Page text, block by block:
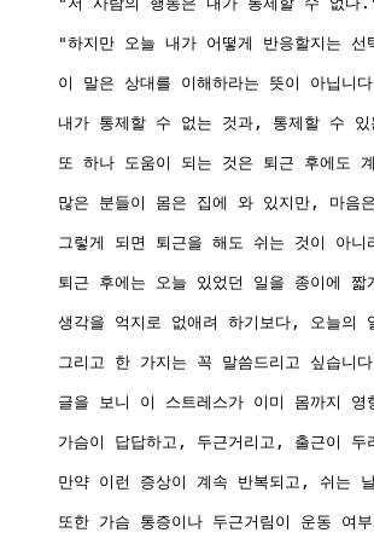
"하지만 오늘 내가 어떻게 반응할지는
이 말은 상대를 이해하라는 뜻이 아닙니
내가 통제할 수 없는 것과, 통제할 수 있
또 하나 도움이 되는 것은 퇴근 후에도
많은 분들이 몸은 집에 와 있지만, 마음
그렇게 되면 퇴근을 해도 쉬는 것이 아
퇴근 후에는 오늘 있었던 일을 종이에
생각을 억지로 없애려 하기보다, 오늘의
그리고 한 가지는 꼭 말씀드리고 싶습니
글을 보니 이 스트레스가 이미 몸까지 영
가슴이 답답하고, 두근거리고, 출근이
만약 이런 증상이 계속 반복되고, 쉬는
또한 가슴 통증이나 두근거림이 운동 여